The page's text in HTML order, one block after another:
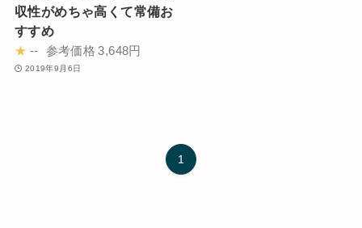
収性がめちゃ高くて常備お
すすめ
★ -- 参考価格 3,648円
2019年9月6日
1